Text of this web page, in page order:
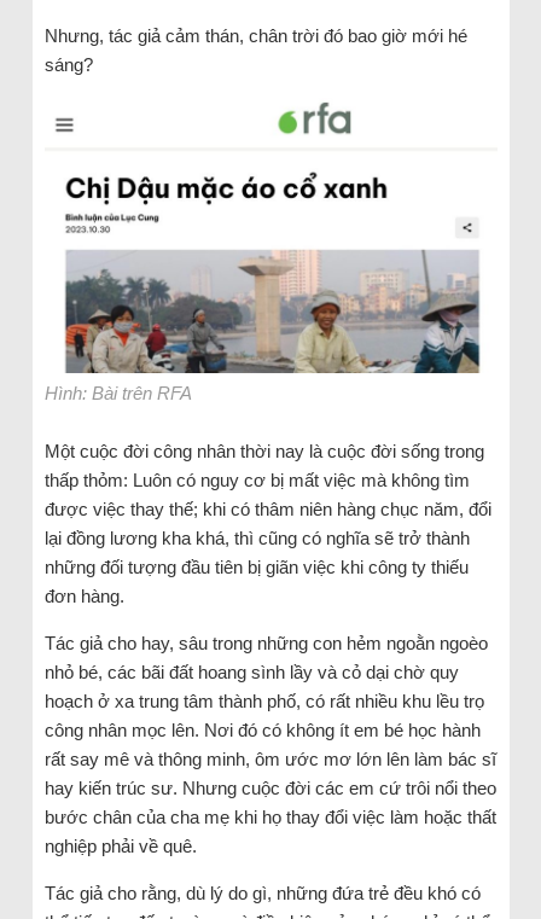
Nhưng, tác giả cảm thán, chân trời đó bao giờ mới hé
sáng?
Hình: Bài trên RFA
Một cuộc đời công nhân thời nay là cuộc đời sống trong
thấp thỏm: Luôn có nguy cơ bị mất việc mà không tìm
được việc thay thế; khi có thâm niên hàng chục năm, đổi
lại đồng lương kha khá, thì cũng có nghĩa sẽ trở thành
những đối tượng đầu tiên bị giãn việc khi công ty thiếu
đơn hàng.
Tác giả cho hay, sâu trong những con hẻm ngoằn ngoèo
nhỏ bé, các bãi đất hoang sình lầy và cỏ dại chờ quy
hoạch ở xa trung tâm thành phố, có rất nhiều khu lều trọ
công nhân mọc lên. Nơi đó có không ít em bé học hành
rất say mê và thông minh, ôm ước mơ lớn lên làm bác sĩ
hay kiến trúc sư. Nhưng cuộc đời các em cứ trôi nổi theo
bước chân của cha mẹ khi họ thay đổi việc làm hoặc thất
nghiệp phải về quê.
Tác giả cho rằng, dù lý do gì, những đứa trẻ đều khó có